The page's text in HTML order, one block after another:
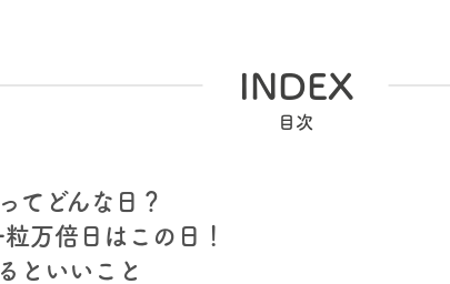
INDEX
てどんな日？
万倍日はこの日！
といいこと